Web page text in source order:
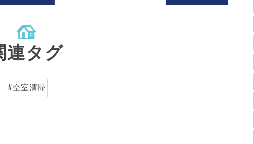
連タグ
#空室清掃